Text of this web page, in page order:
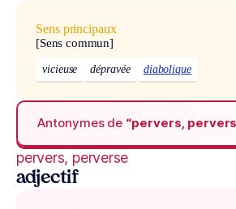
Sens principaux
[Sens commun]
vicieuse dépravée diabolique
Antonymes de “pervers,
pervers, perverse
adjectif